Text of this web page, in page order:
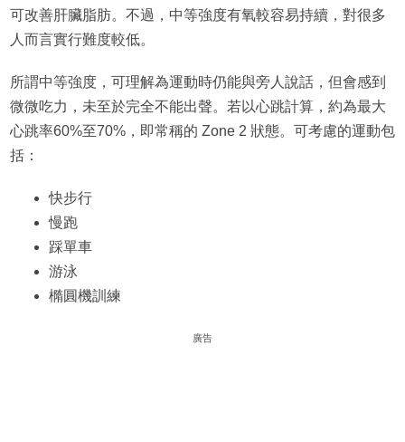
可改善肝臟脂肪。不過，中等強度有氧較容易持續，對很多
人而言實行難度較低。
所謂中等強度，可理解為運動時仍能與旁人說話，但會感到
微微吃力，未至於完全不能出聲。若以心跳計算，約為最大
心跳率60%至70%，即常稱的 Zone 2 狀態。可考慮的運動包
括：
快步行
慢跑
踩單車
游泳
橢圓機訓練
廣告